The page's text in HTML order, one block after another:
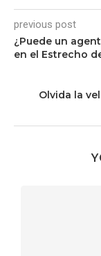
previous post
¿Puede un
en el Estrecho
Olvida la